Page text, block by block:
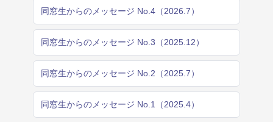
同窓生からのメッセージ No.4（2026.7）
同窓生からのメッセージ No.3（2025.12）
同窓生からのメッセージ No.2（2025.7）
同窓生からのメッセージ No.1（2025.4）